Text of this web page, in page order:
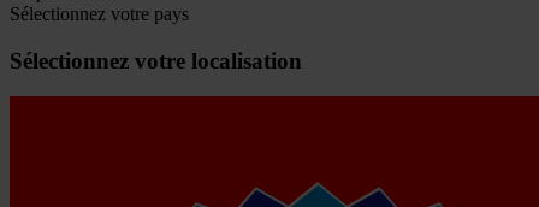
Sélectionnez votre pays
Sélectionnez votre localisation